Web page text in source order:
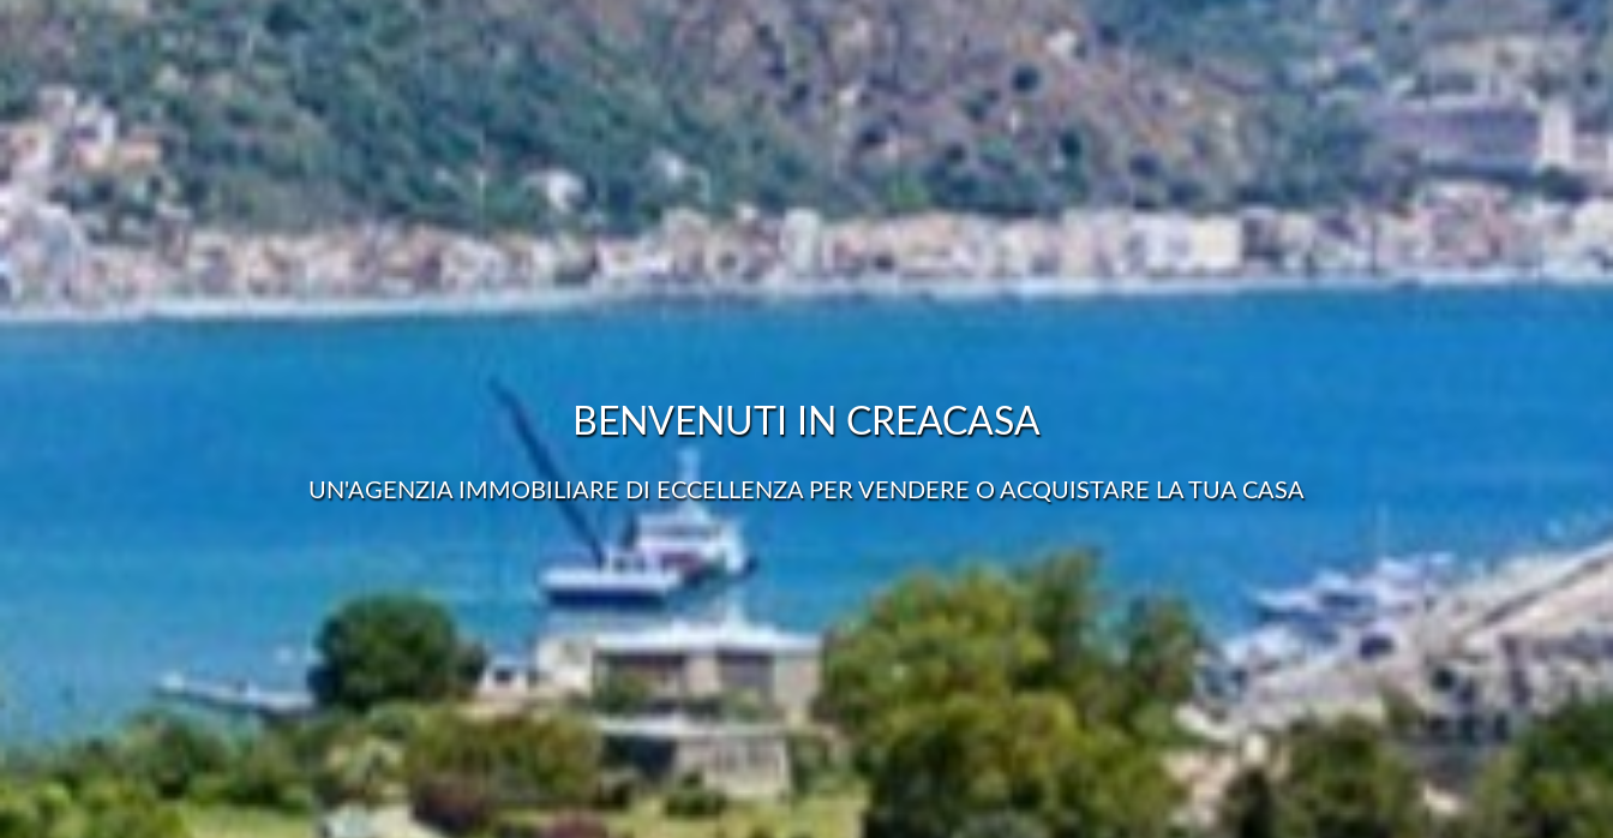
BENVENUTI IN CREACASA
UN'AGENZIA IMMOBILIARE DI ECCELLENZA PER VENDERE O ACQUISTARE LA TUA CASA